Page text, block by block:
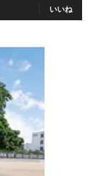
いいね